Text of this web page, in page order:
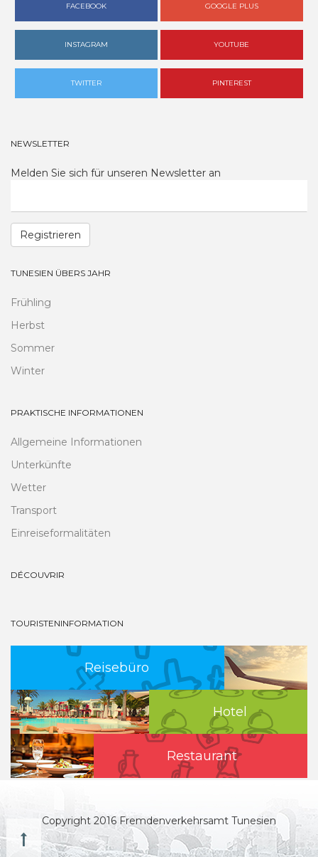
FACEBOOK GOOGLE PLUS
INSTAGRAM YOUTUBE
TWITTER PINTEREST
NEWSLETTER
Melden Sie sich für unseren Newsletter an
Registrieren
TUNESIEN ÜBERS JAHR
Frühling
Herbst
Sommer
Winter
PRAKTISCHE INFORMATIONEN
Allgemeine Informationen
Unterkünfte
Wetter
Transport
Einreiseformalitäten
DÉCOUVRIR
TOURISTENINFORMATION
Reisebüro
Hotel
Restaurant
Copyright 2016 Fremdenverkehrsamt Tunesien